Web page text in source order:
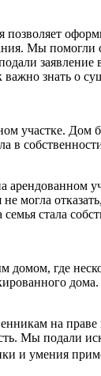
Мы
знать о
участке. Дом
в
могла
стала
где
на
Мы подали
и умения